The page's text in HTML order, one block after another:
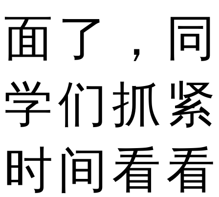
面了，同
学们抓紧
时间看看